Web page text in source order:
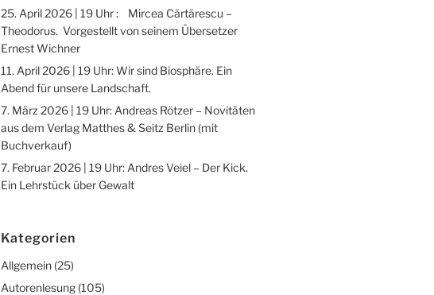
25. April 2026 | 19 Uhr : Mircea Cărtărescu –
Theodorus. Vorgestellt von seinem Übersetzer
Ernest Wichner
11. April 2026 | 19 Uhr: Wir sind Biosphäre. Ein
Abend für unsere Landschaft.
7. März 2026 | 19 Uhr: Andreas Rötzer – Novitäten
aus dem Verlag Matthes & Seitz Berlin (mit
Buchverkauf)
7. Februar 2026 | 19 Uhr: Andres Veiel – Der Kick.
Ein Lehrstück über Gewalt
Kategorien
Allgemein(25)
Autorenlesung(105)